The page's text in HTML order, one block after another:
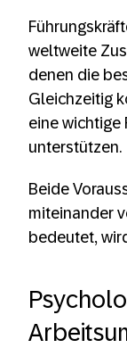
weltweite
denen die
Gleichzeitig
eine wichtige
unterstützen.
Beide
miteinander
bedeutet,